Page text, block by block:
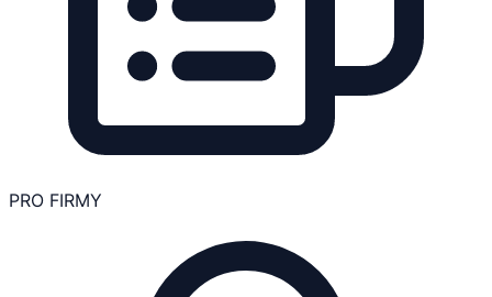
PRO FIRMY